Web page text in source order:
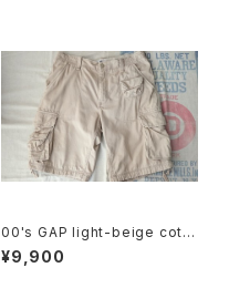
00's GAP light-beige cotto
n-twill cargo Shorts
¥9,900